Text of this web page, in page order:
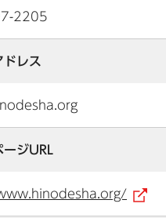
2205
ドレス
ージURL